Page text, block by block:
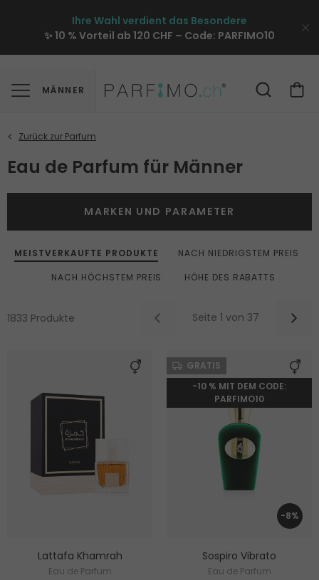
Ihre Wahl verdient das Besondere
✨ 10 % Vorteil ab 120 CHF – Code: PARFIMO10
MÄNNER
Eau de Parfum für Männer
MEISTVERKAUFTE PRODUKTE
NACH NIEDRIGSTEM PREIS
NACH HÖCHSTEM PREIS
HÖHE DES RABATTS
1833 Produkte Seite 1 von 37
MARKEN UND PARAMETER
Lattafa Khamrah
Eau de Parfum
GRATIS
-10 % MIT DEM CODE:
PARFIMO10
-8%
Sospiro Vibrato
Eau de Parfum